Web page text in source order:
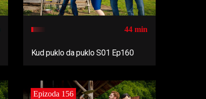
44 min
Kud puklo da puklo S01 Ep160
Epizoda 156